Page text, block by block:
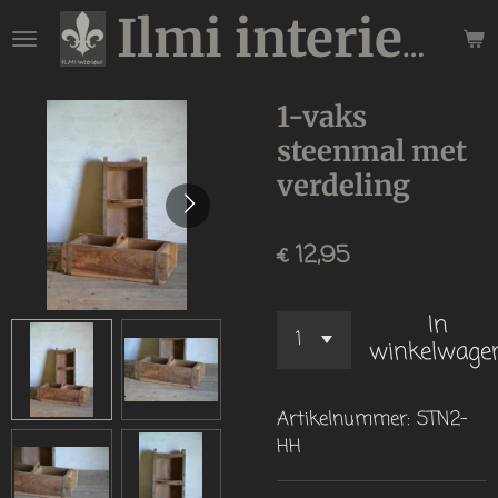
direct
Ilmi interieur
1-vaks
steenmal met
verdeling
€ 12,95
In
Artikelnummer: STN2-
HH